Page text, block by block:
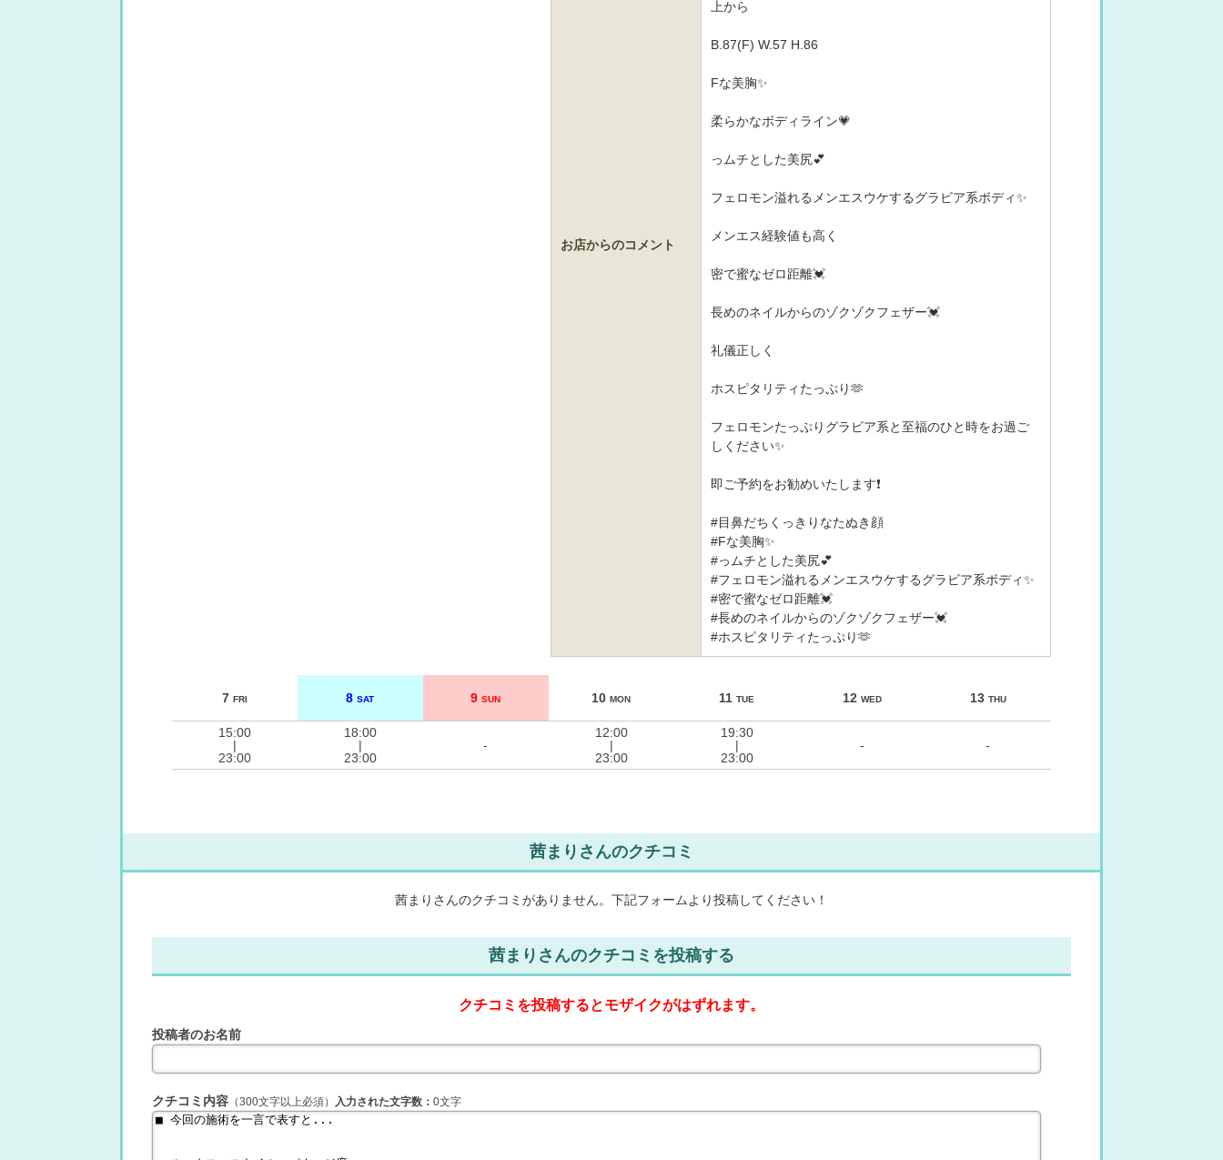
お店からのコメント
上から
B.87(F) W.57 H.86
Fな美胸✨
柔らかなボディライン💗
っムチとした美尻💕
フェロモン溢れるメンエスウケするグラビア系ボディ✨
メンエス経験値も高く
密で蜜なゼロ距離💓
長めのネイルからのゾクゾクフェザー💓
礼儀正しく
ホスピタリティたっぷり🫶
フェロモンたっぷりグラビア系と至福のひと時をお過ご
しください✨
即ご予約をお勧めいたします❗
#目鼻だちくっきりなたぬき顔
#Fな美胸✨
#っムチとした美尻💕
#フェロモン溢れるメンエスウケするグラビア系ボディ✨
#密で蜜なゼロ距離💓
#長めのネイルからのゾクゾクフェザー💓
#ホスピタリティたっぷり🫶
7 FRI 8SAT 9SUN 10MON 11TUE 12WED 13 THU
15:00
|
23:00
18:00
|
23:00
-
12:00
|
23:00
19:30
|
23:00
- -
茜まりさんのクチコミ
茜まりさんのクチコミがありません。 下記フォームより投稿してください！
茜まりさんのクチコミを投稿する
クチコミを投稿するとモザイクがはずれます。
投稿者のお名前
クチコミ内容 （300文字以上必須） 入力された文字数：0文字